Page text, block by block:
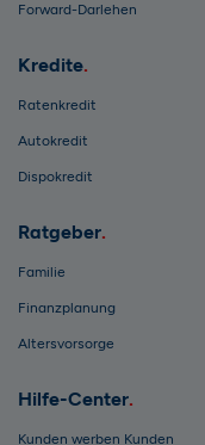
Forward-Darlehen
Kredite
Ratenkredit
Autokredit
Dispokredit
Ratgeber
Familie
Finanzplanung
Altersvorsorge
Hilfe-Center
Kunden werben Kunden